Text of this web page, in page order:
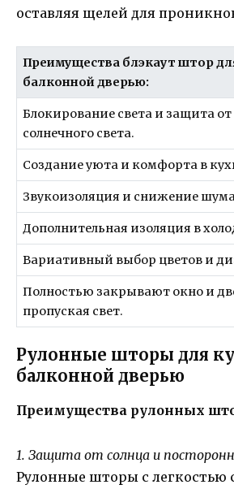
оставляя щелей для
Преимущества блэкаут штор
балконной дверью:
Блокирование света и защита от
солнечного света.
Создание уюта и комфорта в
Звукоизоляция и снижение
Дополнительная изоляция в
Вариативный выбор цветов и
Полностью закрывают окно и
пропуская свет.
Рулонные шторы для
балконной дверью
Преимущества рулонных
1. Защита от солнца и
Рулонные шторы с легкостью